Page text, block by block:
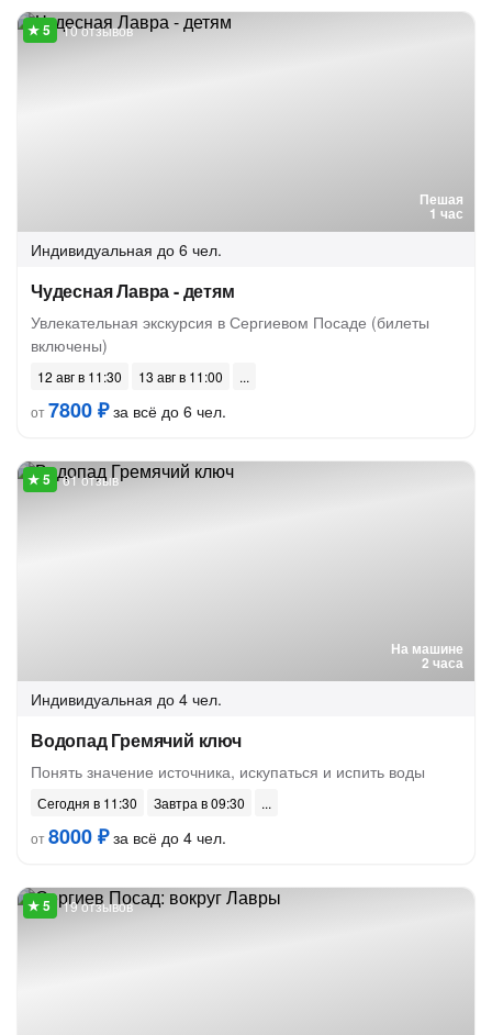
Пешая
1 час
10 отзывов
Индивидуальная до 6 чел.
Чудесная Лавра - детям
Увлекательная экскурсия в Сергиевом Посаде (билеты
включены)
12 авг в 11:30
13 авг в 11:00
от7800 ₽за всё до 6 чел.
На машине
2 часа
61 отзыв
Индивидуальная до 4 чел.
Водопад Гремячий ключ
Понять значение источника, искупаться и испить воды
Сегодня в 11:30
Завтра в 09:30
от8000 ₽за всё до 4 чел.
19 отзывов